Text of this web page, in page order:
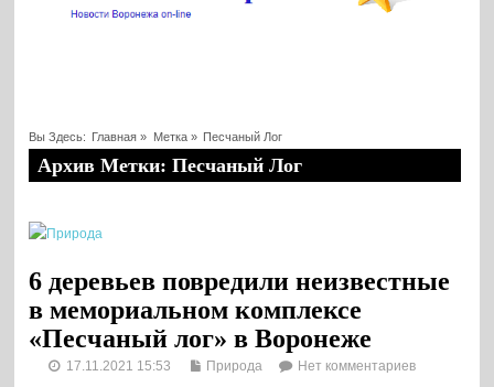
Вы Здесь: Главная » Метка » Песчаный Лог
Архив Метки: Песчаный Лог
6 деревьев повредили неизвестные
в мемориальном комплексе
«Песчаный лог» в Воронеже
17.11.2021 15:53 Природа Нет комментариев